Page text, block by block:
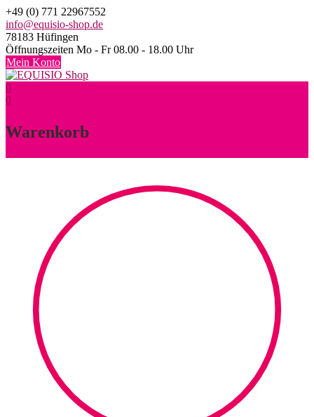
Skip
to
content
+49 (0) 771 22967552
info@equisio-shop.de
78183 Hüfingen
Öffnungszeiten Mo - Fr 08.00 - 18.00 Uhr
Mein Konto
0
0
Warenkorb